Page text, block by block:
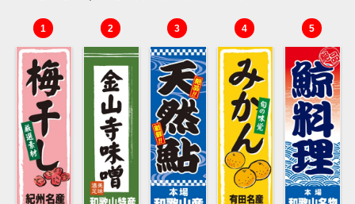
1 2 3 4 5